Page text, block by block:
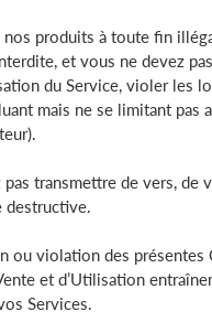
nos produits à toute fin
et vous ne devez
du Service, violer les
mais ne se limitant pas
pas transmettre de vers, de
destructive.
ou violation des présentes
et d’Utilisation
Services.